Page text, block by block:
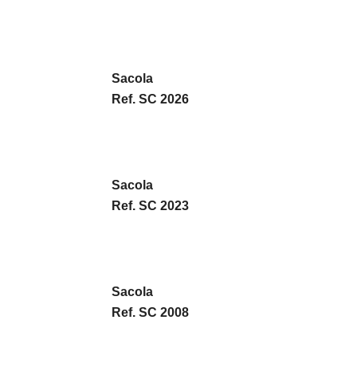
Sacola
Ref. SC 2026
Sacola
Ref. SC 2023
Sacola
Ref. SC 2008